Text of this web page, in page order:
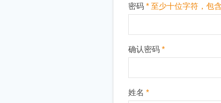
密码 * 至少十位字符，包
确认密码 *
姓名 *